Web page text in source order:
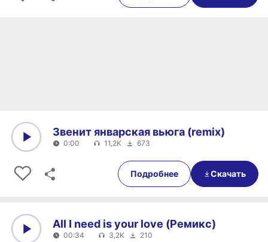
0:00
Звенит январская вьюга (remix)
0:00 11,2K 673
Подробнее Скачать
All I need is your love (Ремикс)
00:34 3,2K 210